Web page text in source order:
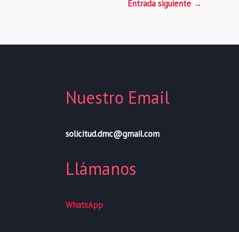
Entrada siguiente →
Nuestro Email
solicitud.dmc@gmail.com
Llámanos
WhatsApp